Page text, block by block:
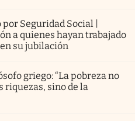
Seguridad Social |
a quienes hayan trabajado
su jubilación
griego: “La pobreza no
riquezas, sino de la